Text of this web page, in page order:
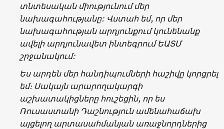
տնտեսական միությունում մեր
նախագահությանը: Վստահ եմ, որ մեր
նախագահության արդյունքում կունենանք
ավելի արդյունավետ ինտեգրում ԵԱՏՄ
շրջանակում:
Ես արդեն մեր հանդիպումների հաշիվը կորցրել
եմ։ Սակայն արարողակարգի
աշխատակիցները հուշեցին, որ ես
Ռուսաստանի Դաշնություն ամենահաճախ
այցելող արտասահմանյան առաջնորդներից